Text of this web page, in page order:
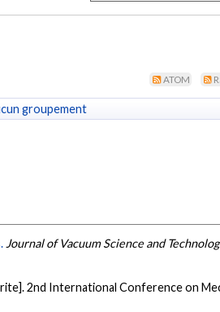
ATOM
groupement
Journal of Vacuum Science and
2nd International Conference on